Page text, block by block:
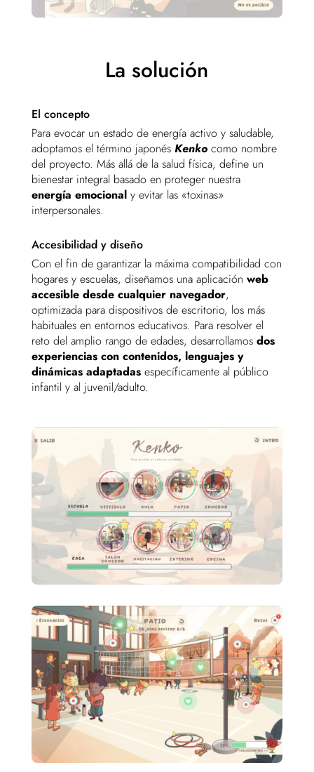
La solución
El concepto
Para evocar un estado de energía activo y saludable,
adoptamos el término japonés Kenko como nombre
del proyecto. Más allá de la salud física, define un
bienestar integral basado en proteger nuestra
energía emocionaly evitar las «toxinas»
interpersonales.
Accesibilidad y diseño
Con el fin de garantizar la máxima compatibilidad con
hogares y escuelas, diseñamos una aplicación web
accesible desde cualquier navegador,
optimizada para dispositivos de escritorio, los más
habituales en entornos educativos. Para resolver el
reto del amplio rango de edades, desarrollamos dos
experiencias con contenidos, lenguajes y
dinámicas adaptadasespecíficamente al público
infantil y al juvenil/adulto.